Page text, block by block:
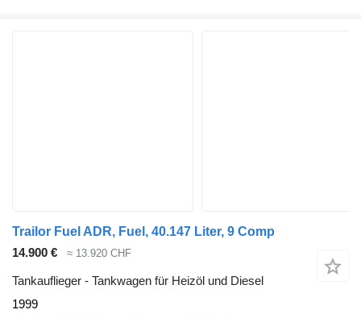
Trailor Fuel ADR, Fuel, 40.147 Liter, 9 Comp
14.900 €
≈ 13.920 CHF
Tankauflieger - Tankwagen für Heizöl und Diesel
1999